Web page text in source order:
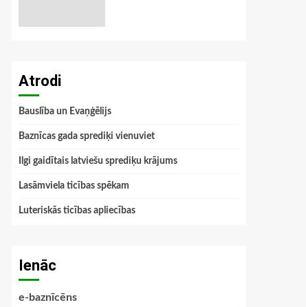
Atrodi
Bauslība un Evaņģēlijs
Baznīcas gada sprediķi vienuviet
Ilgi gaidītais latviešu sprediķu krājums
Lasāmviela ticības spēkam
Luteriskās ticības apliecības
Ienāc
e-baznīcēns